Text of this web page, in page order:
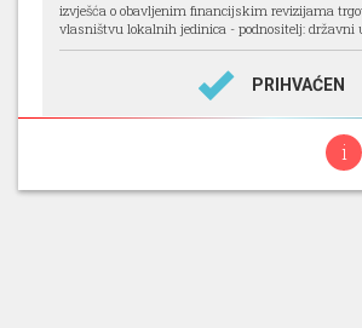
izvješća o obavljenim financijskim revizijama
vlasništvu lokalnih jedinica - podnositelj: državni
PRIHVAĆEN
godinu - podnositelj: pravobranitelj za osobe s